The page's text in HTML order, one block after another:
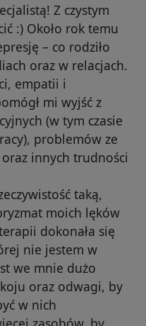
Z czystym
:) Około rok temu
– co rodziło
oraz w relacjach.
empatii i
mi wyjść z
(w tym czasie
problemów ze
innych trudności
taką,
moich lęków
dokonała się
nie jestem w
we mnie dużo
oraz odwagi, by
w nich